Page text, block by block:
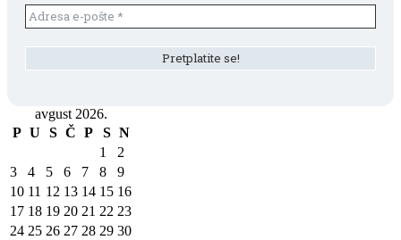
avgust 2026.
P U S Č P S N
1
2
3
4 5 6 7 8
9
10 11 12 13 14 15 16
17 18 19 20 21 22 23
24 25 26 27 28 29 30